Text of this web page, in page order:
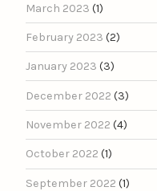
March 2023 (1)
February 2023 (2)
January 2023 (3)
December 2022 (3)
November 2022 (4)
October 2022 (1)
September 2022 (1)